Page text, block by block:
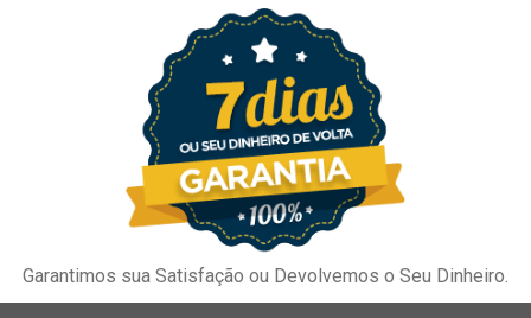
Garantimos sua Satisfação ou Devolvemos o Seu Dinheiro.